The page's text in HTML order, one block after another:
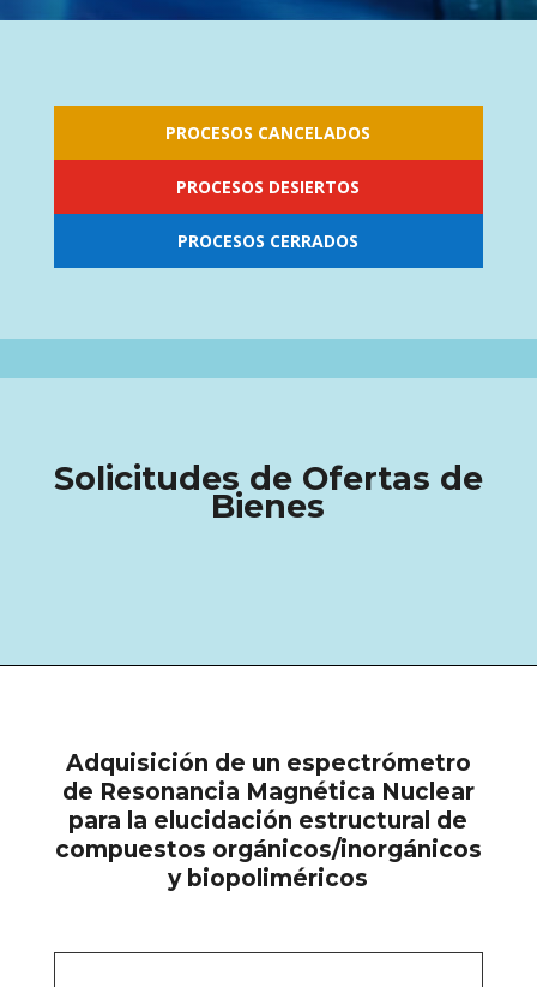
PROCESOS CANCELADOS
PROCESOS DESIERTOS
PROCESOS CERRADOS
Solicitudes de Ofertas de
Bienes
Adquisición de un espectrómetro
de Resonancia Magnética Nuclear
para la elucidación estructural de
compuestos orgánicos/inorgánicos
y biopoliméricos